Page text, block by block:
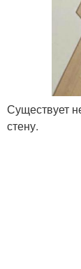
Существует
стену.